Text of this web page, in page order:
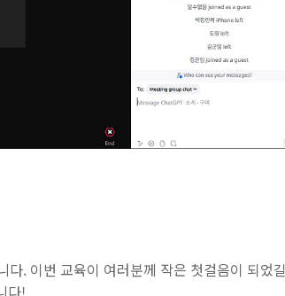
. 이번 교육이 여러분께 작은 첫걸음이 되었길
다!